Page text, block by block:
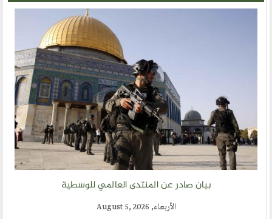
الحوار في القران الكريم
نشاطاتنا
المحاضرات
بيانات
بيان صادر عن المنتدى العالمي للوسطية
الأربعاء, August 5, 2026